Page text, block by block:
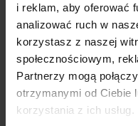
i reklam, aby oferować
analizować ruch w
korzystasz z naszej
społecznościowym,
Partnerzy mogą
otrzymanymi od Ciebie
korzystania z ich usług.